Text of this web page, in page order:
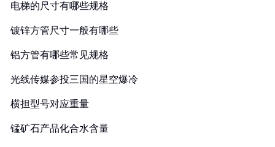
电梯的尺寸有哪些规格
镀锌方管尺寸一般有哪些
铝方管有哪些常见规格
光线传媒参投三国的星空爆冷
横担型号对应重量
锰矿石产品化合水含量